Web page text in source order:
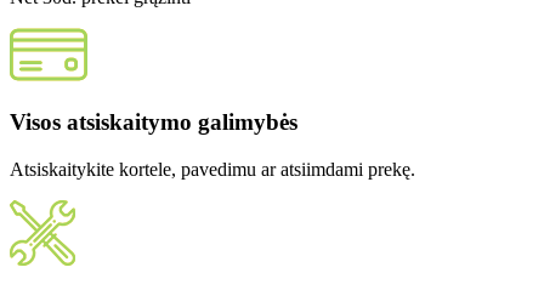
Visos atsiskaitymo galimybės
Atsiskaitykite kortele, pavedimu ar atsiimdami prekę.